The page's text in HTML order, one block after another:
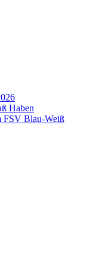
Haben
FSV Blau-Weiß